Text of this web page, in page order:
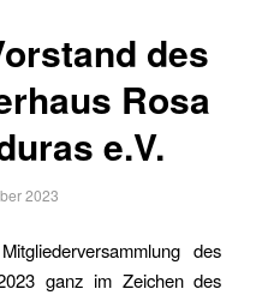
des
Rosa
e.V.
2023
des
ganz im Zeichen des